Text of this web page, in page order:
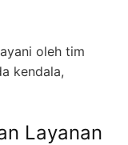
oleh tim
kendala,
Layanan